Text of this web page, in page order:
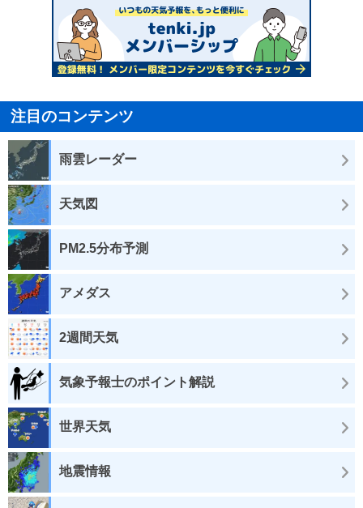
注目のコンテンツ
雨雲レーダー
天気図
PM2.5分布予測
アメダス
2週間天気
気象予報士のポイント解説
世界天気
地震情報